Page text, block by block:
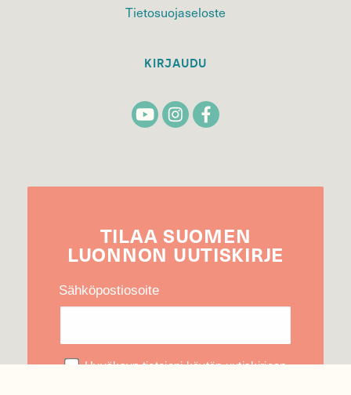
Tietosuojaseloste
KIRJAUDU
TILAA SUOMEN
LUONNON UUTIS­KIRJE
Sähköpostiosoite
Hyväksyn tietojeni käytön uutiskirjeen